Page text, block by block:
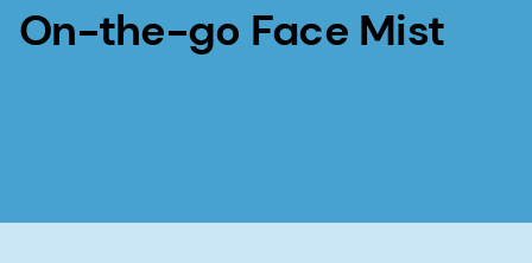
On-the-go Face Mist